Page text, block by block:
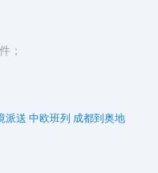
；
派送 中欧班列 成都到奥地